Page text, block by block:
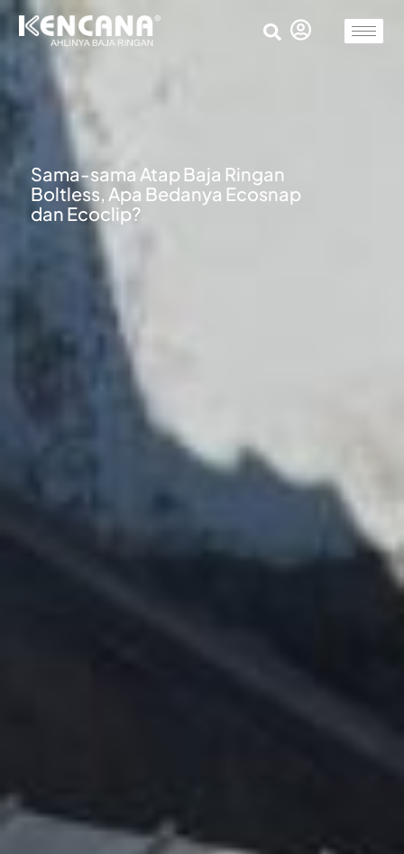
Sama-sama Atap Baja Ringan
Boltless, Apa Bedanya Ecosnap
dan Ecoclip?